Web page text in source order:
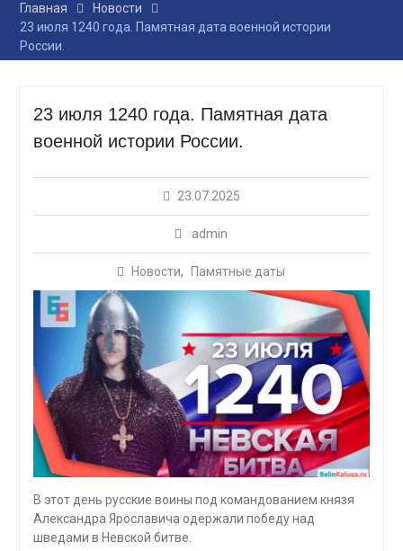
Главная
Новости
23 июля 1240 года. Памятная дата военной истории
России.
23 июля 1240 года. Памятная дата
военной истории России.
23.07.2025
admin
Новости, Памятные даты
В этот день русские воины под командованием князя
Александра Ярославича одержали победу над
шведами в Невской битве.